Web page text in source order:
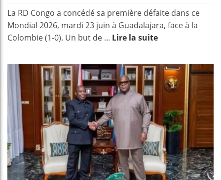
La RD Congo a concédé sa première défaite dans ce
Mondial 2026, mardi 23 juin à Guadalajara, face à la
Colombie (1-0). Un but de ... Lire la suite